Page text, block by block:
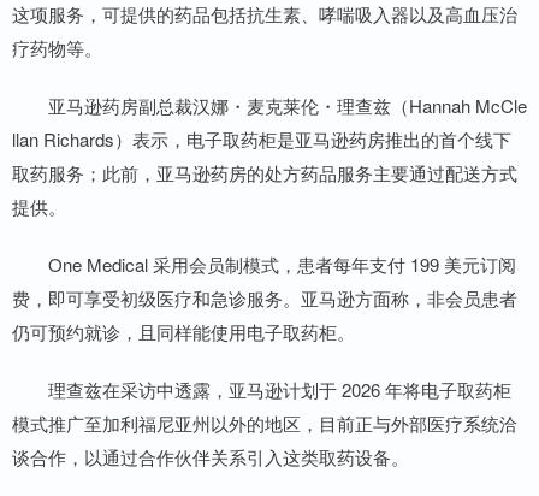
这项服务，可提供的药品包括抗生素、哮喘吸入器以及高血压治
疗药物等。
亚马逊药房副总裁汉娜・麦克莱伦・理查兹（Hannah McCle
llan Richards）表示，电子取药柜是亚马逊药房推出的首个线下
取药服务；此前，亚马逊药房的处方药品服务主要通过配送方式
提供。
One Medical 采用会员制模式，患者每年支付 199 美元订阅
费，即可享受初级医疗和急诊服务。亚马逊方面称，非会员患者
仍可预约就诊，且同样能使用电子取药柜。
理查兹在采访中透露，亚马逊计划于 2026 年将电子取药柜
模式推广至加利福尼亚州以外的地区，目前正与外部医疗系统洽
谈合作，以通过合作伙伴关系引入这类取药设备。